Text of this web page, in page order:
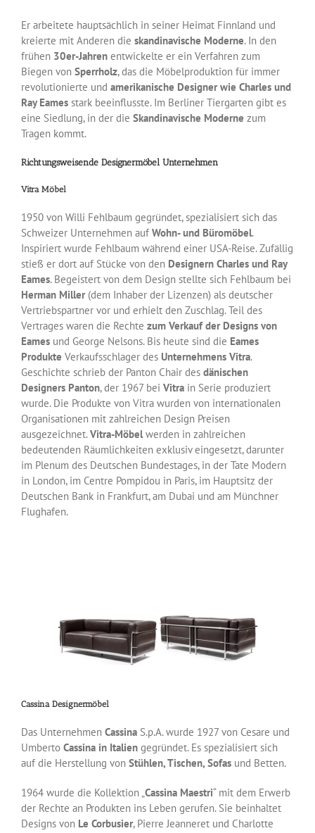
Er arbeitete hauptsächlich in seiner Heimat Finnland und
kreierte mit Anderen die skandinavische Moderne. In den
frühen 30er-Jahrenentwickelte er ein Verfahren zum
Biegen von Sperrholz, das die Möbelproduktion für immer
revolutionierte und amerikanische Designer wie Charles und
Ray Eamesstark beeinflusste. Im Berliner Tiergarten gibt es
eine Siedlung, in der die Skandinavische Moderne zum
Tragen kommt.
Richtungsweisende Designermöbel Unternehmen
Vitra Möbel
1950 von Willi Fehlbaum gegründet, spezialisiert sich das
Schweizer Unternehmen auf Wohn- und Büromöbel.
Inspiriert wurde Fehlbaum während einer USA-Reise. Zufällig
stieß er dort auf Stücke von den Designern Charles und Ray
Eames. Begeistert von dem Design stellte sich Fehlbaum bei
Herman Miller(dem Inhaber der Lizenzen) als deutscher
Vertriebspartner vor und erhielt den Zuschlag. Teil des
Vertrages waren die Rechte zum Verkauf der Designs von
Eamesund George Nelsons. Bis heute sind die Eames
Produkte Verkaufsschlager des Unternehmens Vitra.
Geschichte schrieb der Panton Chair des dänischen
Designers Panton, der 1967 bei Vitrain Serie produziert
wurde. Die Produkte von Vitra wurden von internationalen
Organisationen mit zahlreichen Design Preisen
ausgezeichnet.Vitra-Möbelwerden in zahlreichen
bedeutenden Räumlichkeiten exklusiv eingesetzt, darunter
im Plenum des Deutschen Bundestages, in der Tate Modern
in London, im Centre Pompidou in Paris, im Hauptsitz der
Deutschen Bank in Frankfurt, am Dubai und am Münchner
Flughafen.
Cassina Designermöbel
Das Unternehmen CassinaS.p.A. wurde 1927 von Cesare und
Umberto Cassina in Italiengegründet. Es spezialisiert sich
auf die Herstellung von Stühlen, Tischen, Sofasund Betten.
1964 wurde die Kollektion „Cassina Maestri“ mit dem Erwerb
der Rechte an Produkten ins Leben gerufen. Sie beinhaltet
Designs von Le Corbusier, Pierre Jeanneret und Charlotte